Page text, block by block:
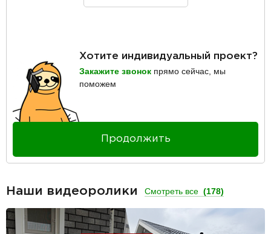
Хотите индивидуальный проект?
Закажите звонок прямо сейчас, мы
поможем
Продолжить
Наши видеоролики Смотреть все (178)